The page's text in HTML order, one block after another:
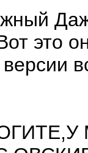
это